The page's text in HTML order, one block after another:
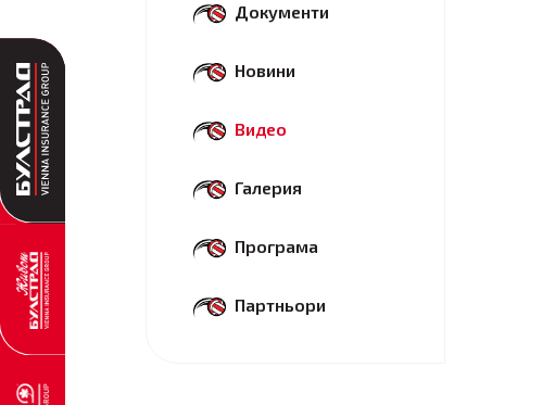
Документи
Новини
Видео
Галерия
Програма
Партньори